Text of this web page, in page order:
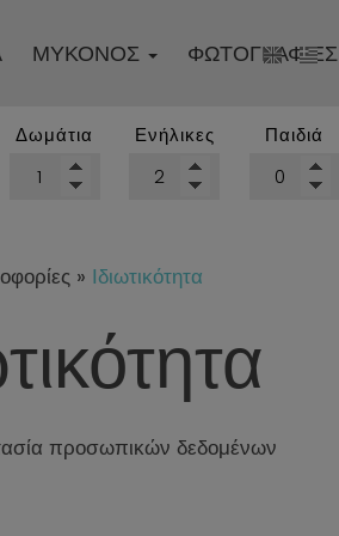
ΜΎΚΟΝΟΣ
Παραλίες
Αγορές στη Μύκονο
ΦΩΤΟΓΡΑΦΊΕΣ
Δωμάτια Ενήλικες
Παιδιά
» Ιδιωτικότητα
προσωπικών δεδομένων